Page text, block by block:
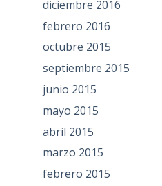
diciembre 2016
febrero 2016
octubre 2015
septiembre 2015
junio 2015
mayo 2015
abril 2015
marzo 2015
febrero 2015